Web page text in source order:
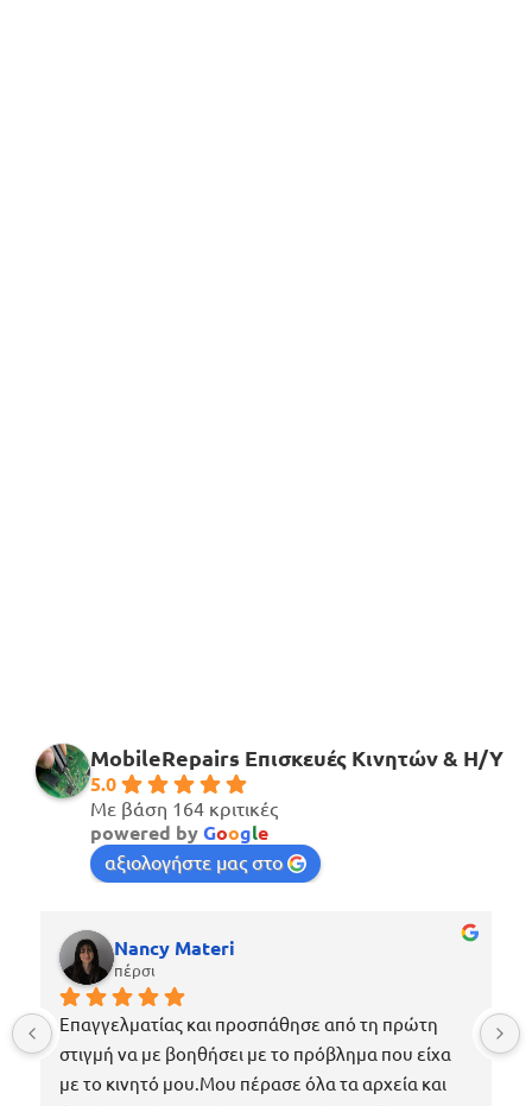
MobileRepairs Επισκευές Κινητών & H/Y
5.0
Με βάση 164 κριτικές
powered byGoogle
αξιολογήστε μας στο
Nancy Materi
πέρσι
Επαγγελματίας και προσπάθησε από τη πρώτη
στιγμή να με βοηθήσει με το πρόβλημα που είχα
με το κινητό μου.Μου πέρασε όλα τα αρχεία και